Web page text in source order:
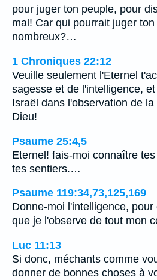
pour juger ton peuple, pour
mal! Car qui pourrait juger
nombreux?…
1 Chroniques 22:12
Veuille seulement l'Eternel
sagesse et de l'intelligence,
Israël dans l'observation de
Dieu!
Psaume 25:4,5
Eternel! fais-moi connaître
tes sentiers.…
Psaume 119:34,73,125,169
Donne-moi l'intelligence,
que je l'observe de tout mon
Luc 11:13
Si donc, méchants comme
donner de bonnes choses à